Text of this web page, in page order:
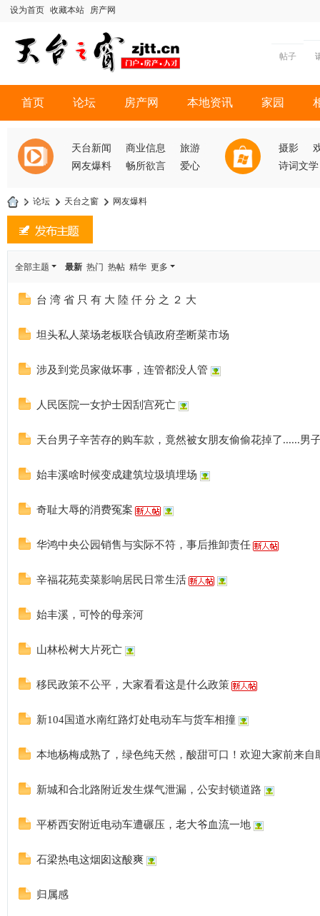
设为首页 收藏本站 房产网
帖子
首页 论坛 房产网 本地资讯 家园
天台新闻 商业信息
旅游
网友爆料
畅所欲言 爱心
摄影
诗词文学
台
之
» 论坛 › 天台之窗 › 网友爆料
全部主题 最新 热门 热帖 精华 更多
台 湾 省 只 有 大 陸 仟 分 之 ２ 大
坦头私人菜场老板联合镇政府垄断菜市场
涉及到党员家做坏事，连管都没人管
人民医院一女护士因刮宫死亡
天台男子辛苦存的购车款，竟然被女朋友偷偷花掉了......男
始丰溪啥时候变成建筑垃圾填埋场
奇耻大辱的消费冤案
华鸿中央公园销售与实际不符，事后推卸责任
辛福花苑卖菜影响居民日常生活
始丰溪，可怜的母亲河
山林松树大片死亡
移民政策不公平，大家看看这是什么政策
新104国道水南红路灯处电动车与货车相撞
本地杨梅成熟了，绿色纯天然，酸甜可口！欢迎大家前来
新城和合北路附近发生煤气泄漏，公安封锁道路
平桥西安附近电动车遭碾压，老大爷血流一地
石梁热电这烟囱这酸爽
归属感